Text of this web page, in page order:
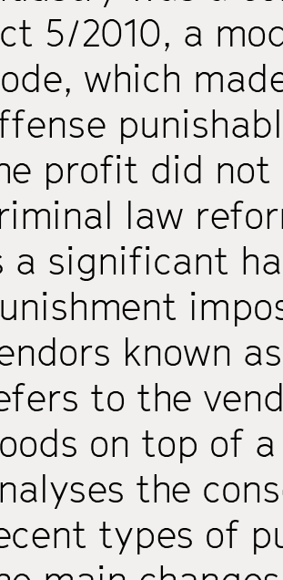
5/2010, a
which
profit did not
law
a significant
known
to the
on top of
the
types of